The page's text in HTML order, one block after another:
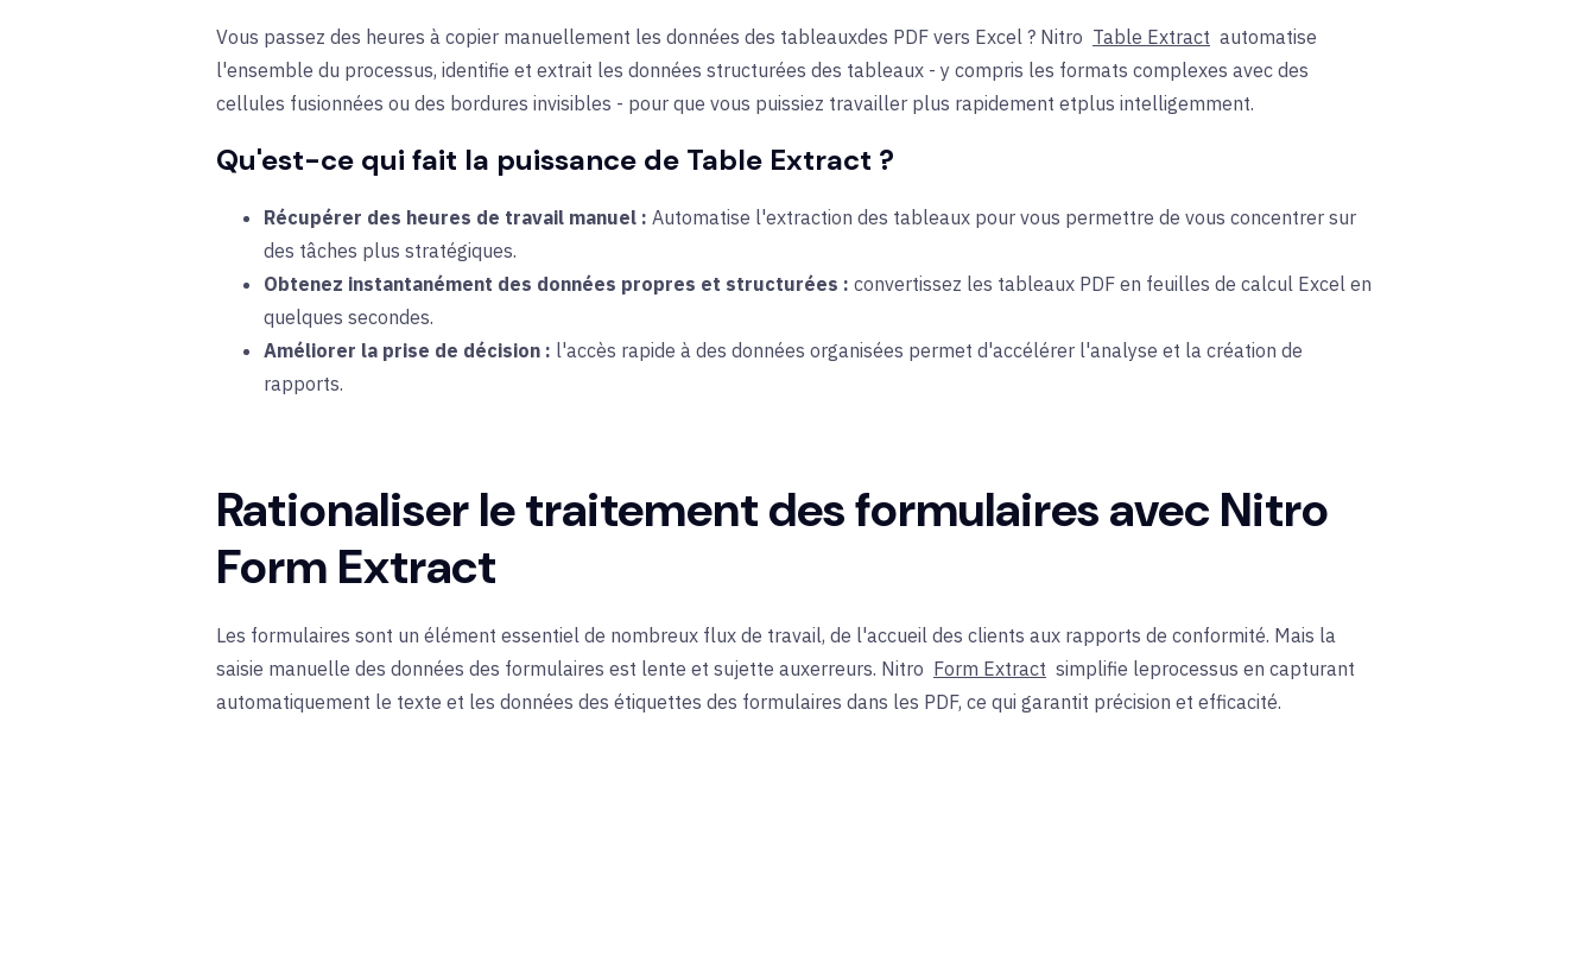
Vous passez des heures à copier manuellement les données des tableauxdes PDF vers Excel ? Nitro Table Extract automatise
l'ensemble du processus, identifie et extrait les données structurées des tableaux - y compris les formats complexes avec des
cellules fusionnées ou des bordures invisibles - pour que vous puissiez travailler plus rapidement etplus intelligemment.
Qu'est-ce qui fait la puissance de Table Extract ?
Récupérer des heures de travail manuel : Automatise l'extraction des tableaux pour vous permettre de vous concentrer sur
des tâches plus stratégiques.
Obtenez instantanément des données propres et structurées : convertissez les tableaux PDF en feuilles de calcul Excel en
quelques secondes.
Améliorer la prise de décision : l'accès rapide à des données organisées permet d'accélérer l'analyse et la création de
rapports.
Rationaliser le traitement des formulaires avec Nitro
Form Extract
Les formulaires sont un élément essentiel de nombreux flux de travail, de l'accueil des clients aux rapports de conformité. Mais la
saisie manuelle des données des formulaires est lente et sujette auxerreurs. Nitro Form Extract simplifie leprocessus en capturant
automatiquement le texte et les données des étiquettes des formulaires dans les PDF, ce qui garantit précision et efficacité.